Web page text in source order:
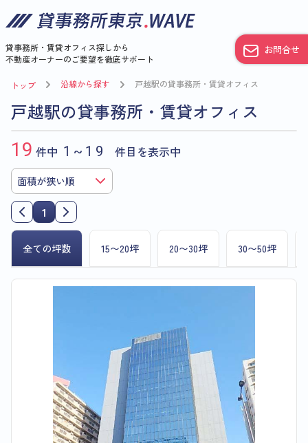
貸事務所・賃貸オフィス探しから
不動産オーナーのご要望を徹底サポート
お問合せ
トップ 沿線から探す 戸越駅の貸事務所・賃貸オフィス
戸越駅の貸事務所・賃貸オフィス
19 件中 1~19 件目を表示中
1
全ての坪数 15〜20坪 20〜30坪 30〜50坪